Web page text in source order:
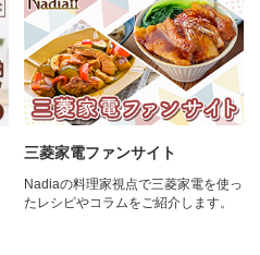
三菱家電ファンサイト
Nadiaの料理家視点で三菱家電を使っ
たレシピやコラムをご紹介します。